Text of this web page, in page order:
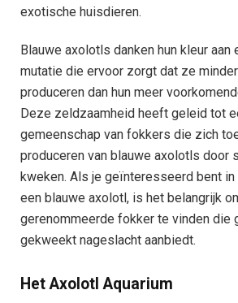
exotische huisdieren.
Blauwe axolotls danken hun kleur aan
mutatie die ervoor zorgt dat ze
produceren dan hun meer
Deze zeldzaamheid heeft geleid tot
gemeenschap van fokkers die zich
produceren van blauwe axolotls door
kweken. Als je geïnteresseerd bent
een blauwe axolotl, is het belangrijk
gerenommeerde fokker te vinden die
gekweekt nageslacht aanbiedt.
Het Axolotl Aquarium